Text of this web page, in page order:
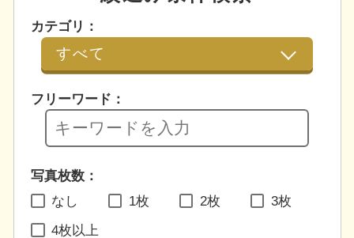
カテゴリ：
フリーワード：
写真枚数：
なし
1枚 2枚 3枚
4枚以上